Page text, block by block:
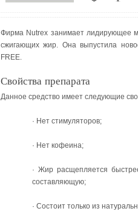
Фирма Nutrex занимает лидирующее
сжигающих жир. Она выпустила
FREE.
Свойства препарата
Данное средство имеет следующие
· Нет стимуляторов;
· Нет кофеина;
· Жир расщепляется
составляющую;
· Состоит только из